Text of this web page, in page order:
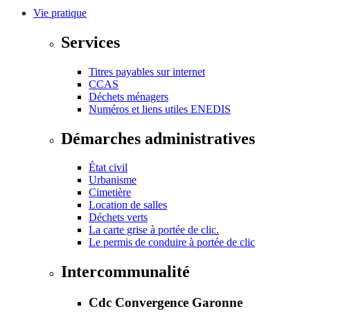
Vie pratique
Services
Titres payables sur internet
CCAS
Déchets ménagers
Numéros et liens utiles ENEDIS
Démarches administratives
État civil
Urbanisme
Cimetière
Location de salles
Déchets verts
La carte grise à portée de clic.
Le permis de conduire à portée de clic
Intercommunalité
Cdc Convergence Garonne